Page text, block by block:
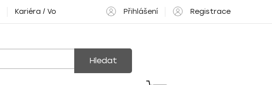
Kariéra / Volné pozice Přihlášení Registrace
Hledat